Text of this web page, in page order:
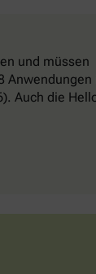
und müssen
Anwendungen
Auch die